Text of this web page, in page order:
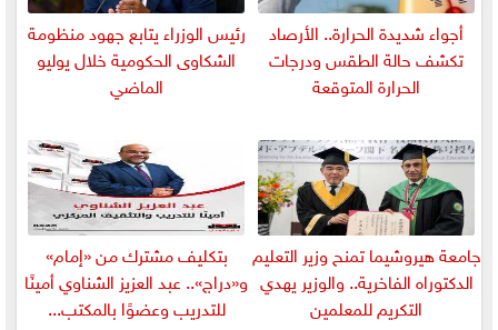
أجواء شديدة الحرارة.. الأرصاد
تكشف حالة الطقس ودرجات
الحرارة المتوقعة
رئيس الوزراء يتابع جهود منظومة
الشكاوى الحكومية خلال يوليو
الماضي
جامعة هيروشيما تمنح وزير التعليم
الدكتوراه الفاخرية.. والوزير يهدي
التكريم للمعلمين
بتكليف مشترك من «إمام»
و«دراج».. عبد العزيز الشناوي أمينًا
للتدريب وعضوًا بالمكتب...